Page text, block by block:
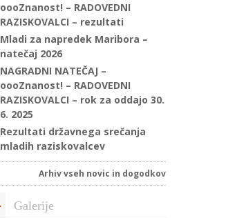
oooZnanost! – RADOVEDNI
RAZISKOVALCI – rezultati
Mladi za napredek Maribora –
natečaj 2026
NAGRADNI NATEČAJ –
oooZnanost! – RADOVEDNI
RAZISKOVALCI – rok za oddajo 30.
6. 2025
Rezultati državnega srečanja
mladih raziskovalcev
Arhiv vseh novic in dogodkov
Galerije